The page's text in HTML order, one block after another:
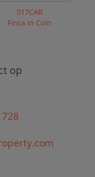
017CAB
Finca in Coín
op